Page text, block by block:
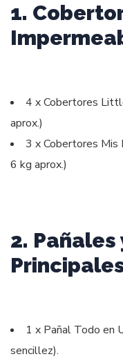
1.
4 x Cobertores
aprox.)
3 x Cobertores Mis
6 kg aprox.)
2.
1 x Pañal Todo en
sencillez).